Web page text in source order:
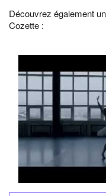
Découvrez également
Cozette :